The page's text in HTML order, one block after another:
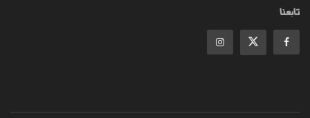
تابعنا